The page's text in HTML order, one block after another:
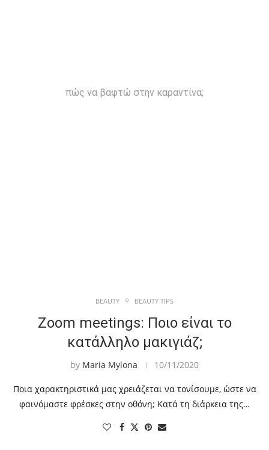
πώς να βαφτώ στην καραντίνα;
BEAUTY BEAUTY TIPS
Zoom meetings: Ποιο είναι το
κατάλληλο μακιγιάζ;
by Maria Mylona 10/11/2020
Ποια χαρακτηριστικά μας χρειάζεται να τονίσουμε, ώστε να
φαινόμαστε φρέσκες στην οθόνη; Κατά τη διάρκεια της…